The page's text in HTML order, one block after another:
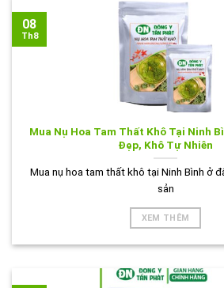
Mua Nụ Hoa Tam Thất Khô Tại Ninh
Đẹp, Khô Tự Nhiên
Mua nụ hoa tam thất khô tại Ninh Bình ở
sản
XEM THÊM
08
Th8